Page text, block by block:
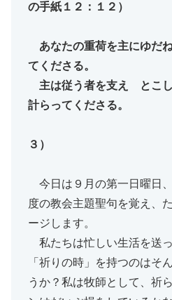
の手紙１２：１２）
あなたの重荷を主にゆだ
てくださる。
主は従う者を支え とこし
計らってくださる。
（詩編
３）
今日は９月の第一日曜日
度の教会主題聖句を覚え、
ージします。
私たちは忙しい生活を送っ
「祈りの時」を持つのはそ
うか？私は牧師として、祈